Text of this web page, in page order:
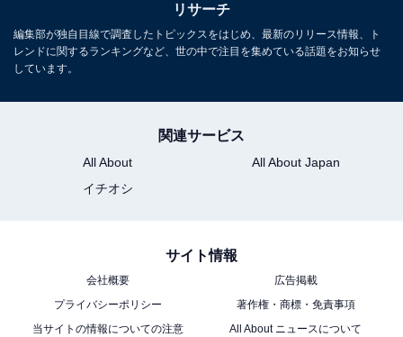
リサーチ
編集部が独自目線で調査したトピックスをはじめ、最新のリリース情報、ト
レンドに関するランキングなど、世の中で注目を集めている話題をお知らせ
しています。
関連サービス
All About
All About Japan
イチオシ
サイト情報
会社概要
広告掲載
プライバシーポリシー
著作権・商標・免責事項
当サイトの情報についての注意
All About ニュースについて